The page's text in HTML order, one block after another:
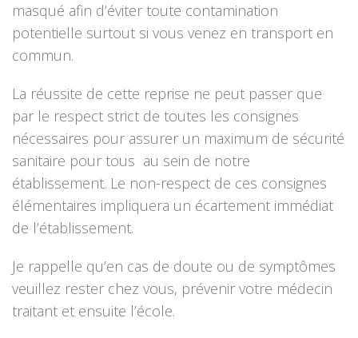
masqué afin d’éviter toute contamination
potentielle surtout si vous venez en transport en
commun.
La réussite de cette reprise ne peut passer que
par le respect strict de toutes les consignes
nécessaires pour assurer un maximum de sécurité
sanitaire pour tous au sein de notre
établissement. Le non-respect de ces consignes
élémentaires impliquera un écartement immédiat
de l’établissement.
Je rappelle qu’en cas de doute ou de symptômes
veuillez rester chez vous, prévenir votre médecin
traitant et ensuite l’école.